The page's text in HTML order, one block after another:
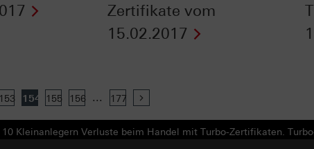
Zertifikate vom
15.02.2017
153 154 155 156 ... 177
Kleinanlegern Verluste beim Handel mit Turbo-Zertifikaten.